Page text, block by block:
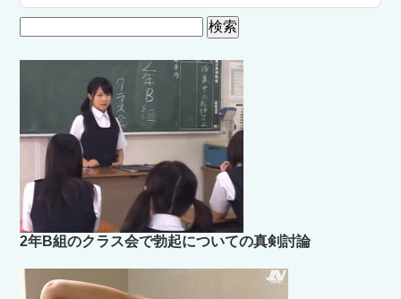
2年B組のクラス会で勃起についての真剣討論